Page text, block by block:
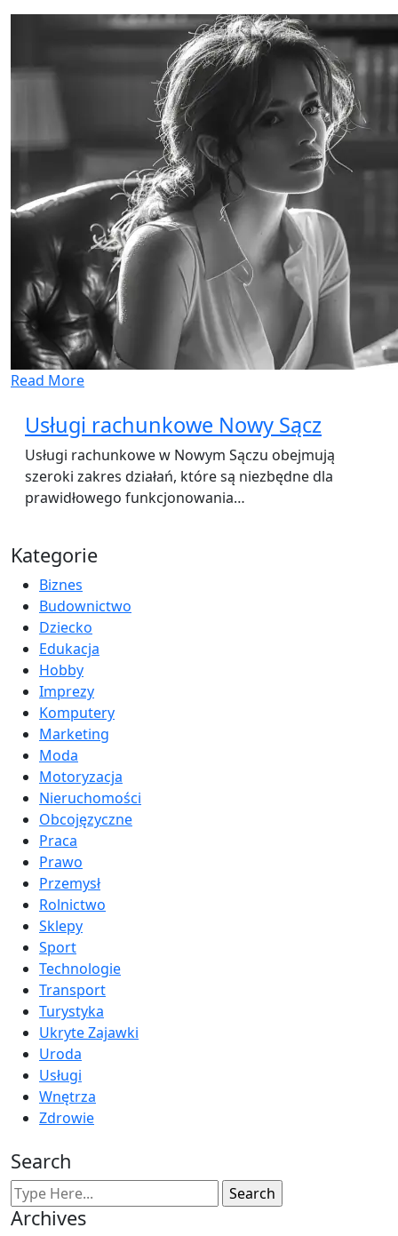
Read More
Usługi rachunkowe Nowy Sącz
Usługi rachunkowe w Nowym Sączu obejmują
szeroki zakres działań, które są niezbędne dla
prawidłowego funkcjonowania…
Kategorie
Biznes
Budownictwo
Dziecko
Edukacja
Hobby
Imprezy
Komputery
Marketing
Moda
Motoryzacja
Nieruchomości
Obcojęzyczne
Praca
Prawo
Przemysł
Rolnictwo
Sklepy
Sport
Technologie
Transport
Turystyka
Ukryte Zajawki
Uroda
Usługi
Wnętrza
Zdrowie
Search
Archives